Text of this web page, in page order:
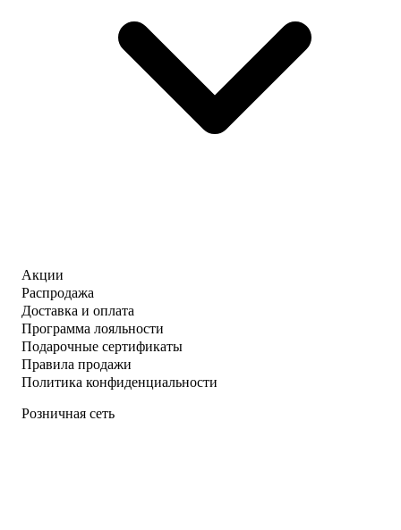
Акции
Распродажа
Доставка и оплата
Программа лояльности
Подарочные сертификаты
Правила продажи
Политика конфиденциальности
Розничная сеть